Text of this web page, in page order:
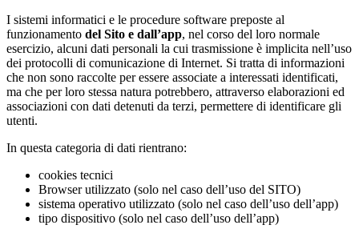
I sistemi informatici e le procedure software preposte al
funzionamento del Sito e dall’app, nel corso del loro normale
esercizio, alcuni dati personali la cui trasmissione è implicita nell’uso
dei protocolli di comunicazione di Internet. Si tratta di informazioni
che non sono raccolte per essere associate a interessati identificati,
ma che per loro stessa natura potrebbero, attraverso elaborazioni ed
associazioni con dati detenuti da terzi, permettere di identificare gli
utenti.
In questa categoria di dati rientrano:
cookies tecnici
Browser utilizzato (solo nel caso dell’uso del SITO)
sistema operativo utilizzato (solo nel caso dell’uso dell’app)
tipo dispositivo (solo nel caso dell’uso dell’app)